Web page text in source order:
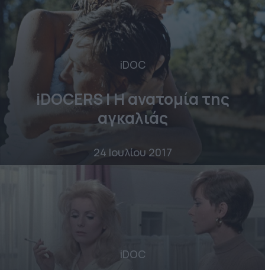
iDOC
iDOCERS | Η ανατομία της
αγκαλιάς
24 Ιουλίου 2017
iDOC